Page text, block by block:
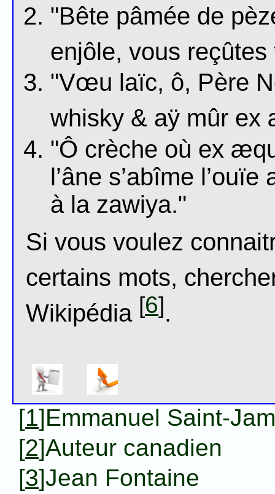
"Bête pâmée de
enjôle, vous
"Vœu laïc, ô, Père
whisky & aÿ mûr
"Ô crèche où ex
l’âne s’abîme
à la zawiya."
Si vous voulez
certains mots,
Wikipédia [6].
[1]Emmanuel Saint-
[2]Auteur canadien
[3]Jean Fontaine